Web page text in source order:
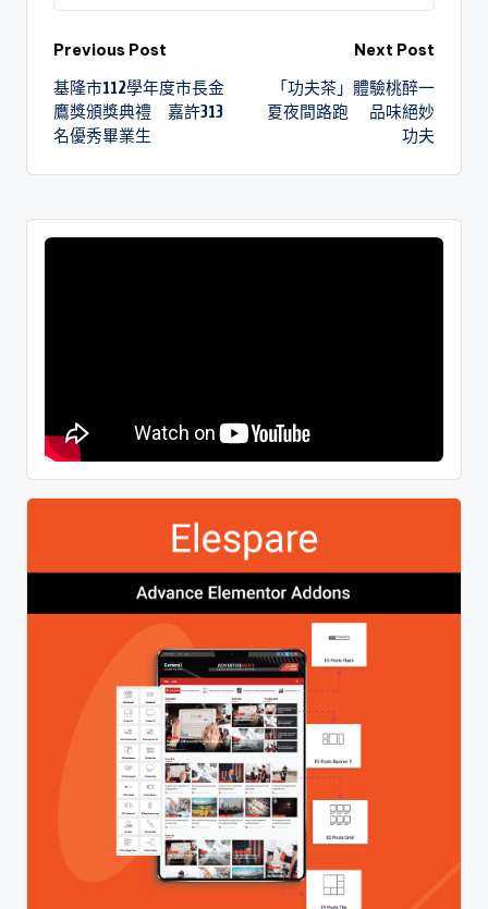
Previous Post
基隆市112學年度市長金
鷹獎頒獎典禮 嘉許313
名優秀畢業生
Next Post
「功夫茶」體驗桃醉一
夏夜間路跑 品味絕妙
功夫